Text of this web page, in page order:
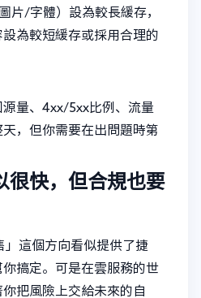
片/字體）設為較長緩存，
為較短緩存或採用合理的
量、4xx/5xx比例、流量
，但你需要在出問題時第
很快，但合規也要
」這個方向看似提供了捷
搞定。可是在雲服務的世
把風險上交給未來的自